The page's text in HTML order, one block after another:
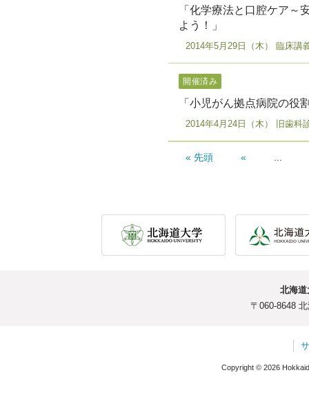
「化学療法と口腔ケア～
よう！」
2014年5月29日（木） 臨床
開催済み
「小児がん拠点病院の役
2014年4月24日（木） 旧歯科
« 先頭 «
北海
〒060-8648
Copyright © 2026